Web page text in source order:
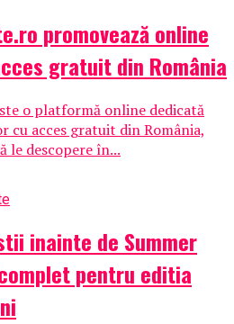
promovează online
gratuit din România
o platformă online dedicată
cu acces gratuit din România,
le descopere în...
inainte de Summer
pentru editia